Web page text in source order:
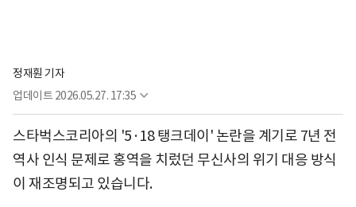
정재훤 기자
업데이트 2026.05.27. 17:35
스타벅스코리아의 '5·18 탱크데이' 논란을 계기로 7년 전
역사 인식 문제로 홍역을 치렀던 무신사의 위기 대응 방식
이 재조명되고 있습니다.